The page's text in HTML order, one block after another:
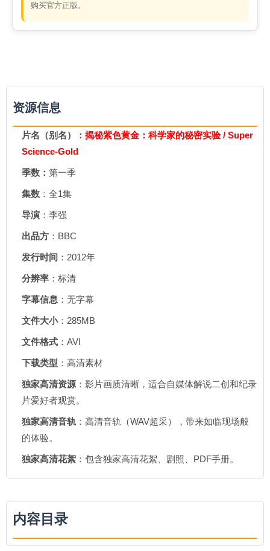
购买官方正版。
资源信息
片名（别名）： 揭秘紫色黄金：科学家的秘密实验 / Super
Science-Gold
季数： 第一季
集数 ：全1集
导演 ：李强
出品方 ：BBC
发行时间 ：2012年
分辨率 ：标清
字幕信息 ：无字幕
文件大小：285MB
文件格式 ：AVI
下载类型 ：高清素材
独家高清资源 ：影片画质清晰，适合自媒体解说二创和纪录
片爱好者观赏。
独家高清音轨 ：高清音轨（WAV超采），带来如临现场般
的体验。
独家高清花絮 ：包含独家高清花絮、剧照、PDF手册。
内容目录